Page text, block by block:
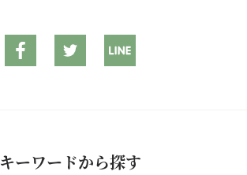
キーワードから探す